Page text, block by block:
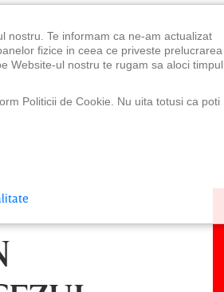
nostru. Te informam ca ne-am actualizat
fizice in ceea ce priveste prelucrarea
Website-ul nostru te rugam sa aloci timpul
Politicii de Cookie. Nu uita totusi ca poti